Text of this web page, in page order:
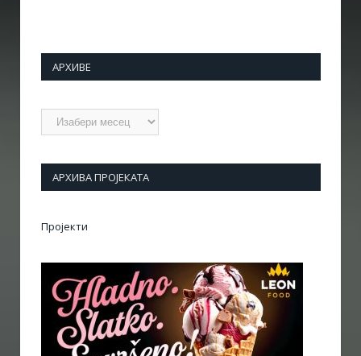
АРХИВЕ
Архиве
АРХИВА ПРОЈЕКАТА
Пројекти